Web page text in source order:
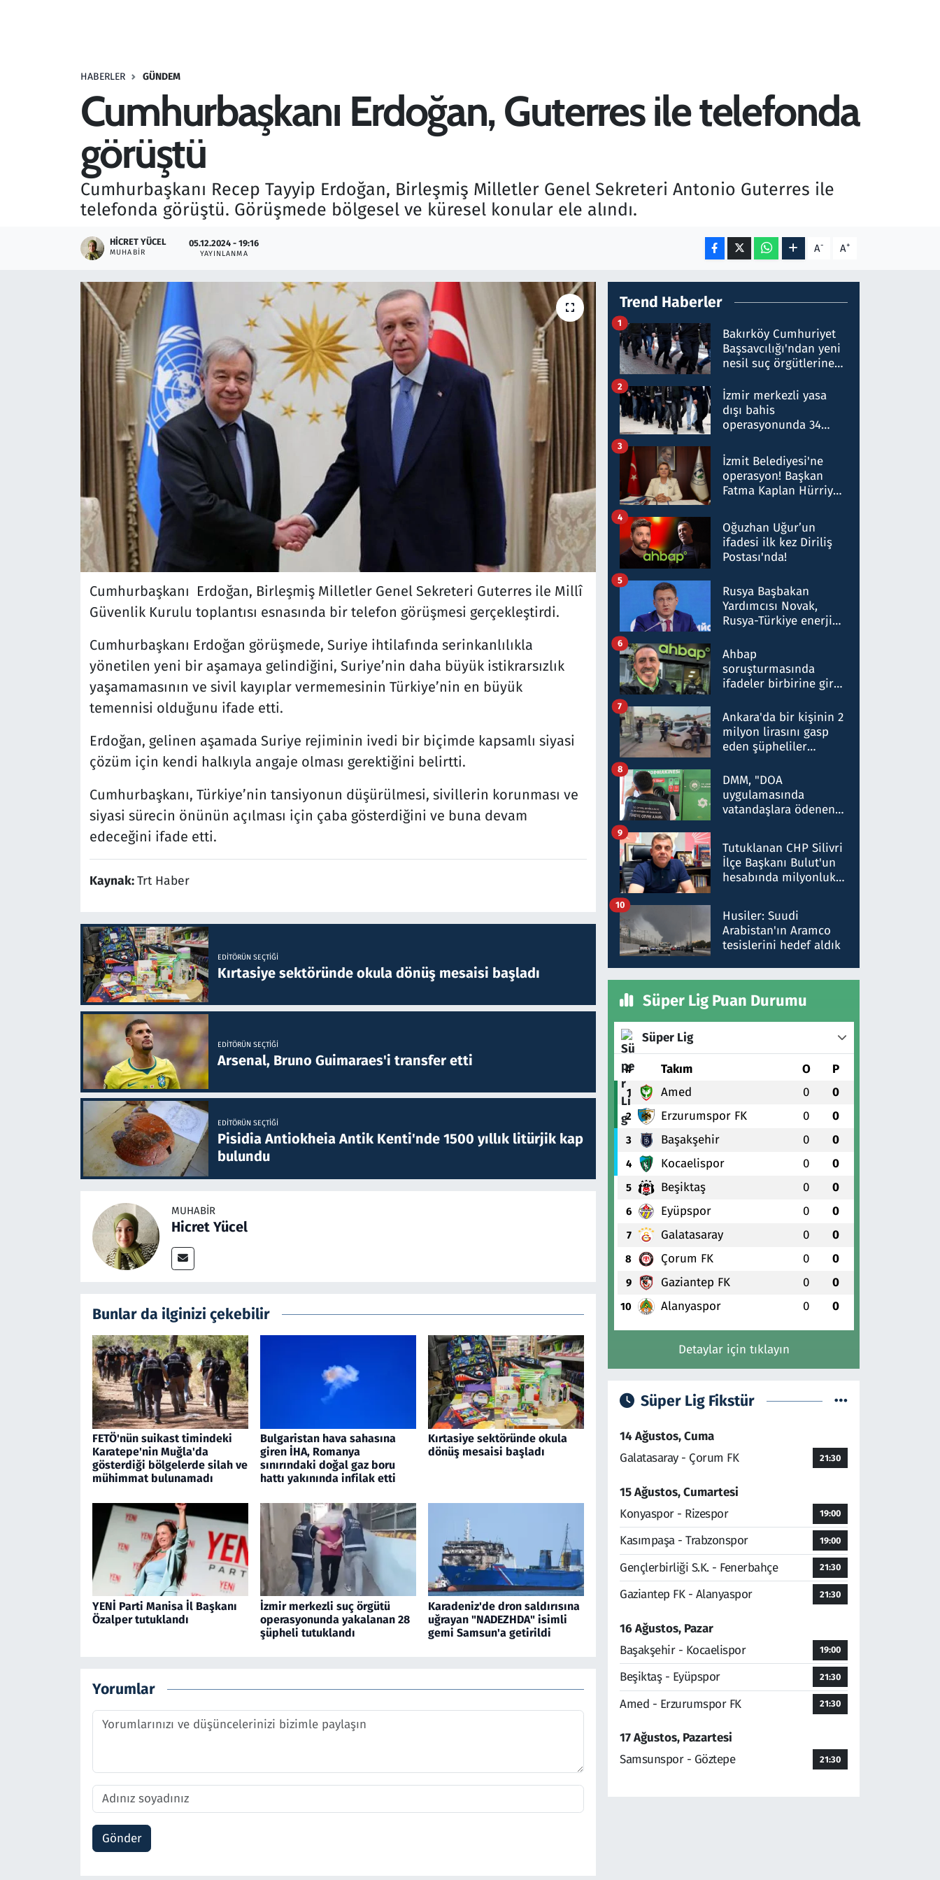
HABERLER GÜNDEM
Cumhurbaşkanı Erdoğan, Guterres ile telefonda
görüştü
Cumhurbaşkanı Recep Tayyip Erdoğan, Birleşmiş Milletler Genel Sekreteri Antonio Guterres ile
telefonda görüştü. Görüşmede bölgesel ve küresel konular ele alındı.
HICRET YÜCEL
MUHABIR
05.12.2024 - 19:16
YAYINLANMA A- A+
Cumhurbaşkanı Erdoğan, Birleşmiş Milletler Genel Sekreteri Guterres ile Millî
Güvenlik Kurulu toplantısı esnasında bir telefon görüşmesi gerçekleştirdi.
Cumhurbaşkanı Erdoğan görüşmede, Suriye ihtilafında serinkanlılıkla
yönetilen yeni bir aşamaya gelindiğini, Suriye’nin daha büyük istikrarsızlık
yaşamamasının ve sivil kayıplar vermemesinin Türkiye’nin en büyük
temennisi olduğunu ifade etti.
Erdoğan, gelinen aşamada Suriye rejiminin ivedi bir biçimde kapsamlı siyasi
çözüm için kendi halkıyla angaje olması gerektiğini belirtti.
Cumhurbaşkanı, Türkiye’nin tansiyonun düşürülmesi, sivillerin korunması ve
siyasi sürecin önünün açılması için çaba gösterdiğini ve buna devam
edeceğini ifade etti.
Kaynak:Trt Haber
EDITÖRÜN SEÇTIĞI
Kırtasiye sektöründe okula dönüş mesaisi başladı
EDITÖRÜN SEÇTIĞI
Arsenal, Bruno Guimaraes'i transfer etti
EDITÖRÜN SEÇTIĞI
Pisidia Antiokheia Antik Kenti'nde 1500 yıllık litürjik kap
bulundu
MUHABIR
Hicret Yücel
Bunlar da ilginizi çekebilir
FETÖ'nün suikast timindeki
Karatepe'nin Muğla'da
gösterdiği bölgelerde silah ve
mühimmat bulunamadı
Bulgaristan hava sahasına
giren İHA, Romanya
sınırındaki doğal gaz boru
hattı yakınında infilak etti
Kırtasiye sektöründe okula
dönüş mesaisi başladı
YENİ Parti Manisa İl Başkanı
Özalper tutuklandı
İzmir merkezli suç örgütü
operasyonunda yakalanan 28
şüpheli tutuklandı
Karadeniz'de dron saldırısına
uğrayan "NADEZHDA" isimli
gemi Samsun'a getirildi
Yorumlar
Gönder
Trend Haberler
Bakırköy Cumhuriyet
Başsavcılığı'ndan yeni
nesil suç örgütlerine
hakkında gözaltı kararı
1
İzmir merkezli yasa
dışı bahis
operasyonunda 34
Milyar liralık para
trafiği tespit edildi
2
İzmit Belediyesi'ne
operasyon! Başkan
Fatma Kaplan Hürriyet
3
Oğuzhan Uğur’un
ifadesi ilk kez Diriliş
Postası'nda!
4
Rusya Başbakan
Yardımcısı Novak,
Rusya-Türkiye enerji
nitelikte olduğunu
belirtti
5
Ahbap
soruşturmasında
ifadeler birbirine girdi:
ifadelerinden ortaya
çıkan tablo şok etti
6
Ankara'da bir kişinin 2
milyon lirasını gasp
eden şüpheliler
7
DMM, "DOA
uygulamasında
vatandaşlara ödenen
düşürüldüğü" iddiasını
yalanladı
8
Tutuklanan CHP Silivri
İlçe Başkanı Bulut'un
hesabında milyonluk
talimat verdi, ben
gönderdim
9
Husiler: Suudi
Arabistan'ın Aramco
tesislerini hedef aldık
10
Süper Lig Puan Durumu
Süper Lig
# Takım O P
1 Amed 0 0
2 Erzurumspor FK 0 0
3 Başakşehir 0 0
4 Kocaelispor 0 0
5 Beşiktaş 0 0
6 Eyüpspor 0 0
7 Galatasaray 0 0
8 Çorum FK 0 0
9 Gaziantep FK 0 0
10 Alanyaspor 0 0
Detaylar için tıklayın
Süper Lig Fikstür
14 Ağustos, Cuma
Galatasaray - Çorum FK
21:30
15 Ağustos, Cumartesi
Konyaspor - Rizespor
19:00
Kasımpaşa - Trabzonspor 19:00
Gençlerbirliği S.K. - Fenerbahçe 21:30
Gaziantep FK - Alanyaspor 21:30
16 Ağustos, Pazar
Başakşehir - Kocaelispor
19:00
Beşiktaş - Eyüpspor 21:30
Amed - Erzurumspor FK 21:30
17 Ağustos, Pazartesi
Samsunspor - Göztepe
21:30
Savunma Sanayi
Seçim 2023
Teknoloji ve Bilim
Televizyon